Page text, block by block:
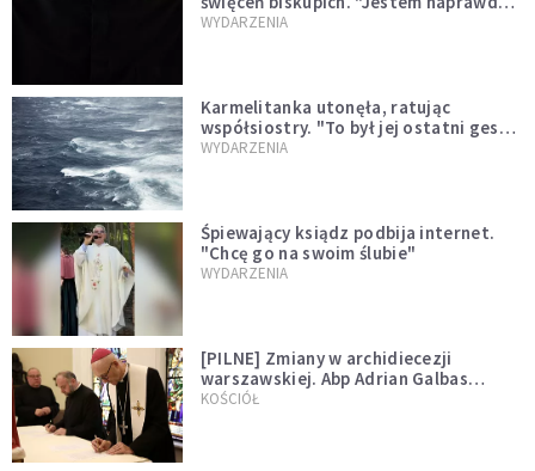
niegodny"
WYDARZENIA
Karmelitanka utonęła, ratując
współsiostry. "To był jej ostatni gest
miłości"
WYDARZENIA
Śpiewający ksiądz podbija internet.
"Chcę go na swoim ślubie"
WYDARZENIA
[PILNE] Zmiany w archidiecezji
warszawskiej. Abp Adrian Galbas
wręczył dekrety nowym proboszczom
KOŚCIÓŁ